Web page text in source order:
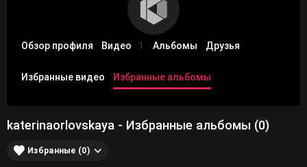
Обзор профиля Видео 1 Альбомы Друзья
Избранные видео Избранные альбомы
katerinaorlovskaya - Избранные альбомы (0)
Избранные (0)